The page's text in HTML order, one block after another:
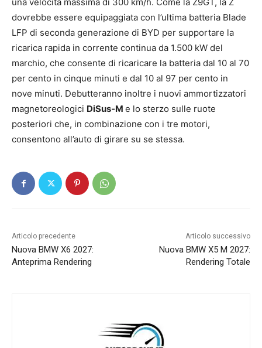
dovrebbe essere equipaggiata con l’ultima batteria Blade
LFP di seconda generazione di BYD per supportare la
ricarica rapida in corrente continua da 1.500 kW del
marchio, che consente di ricaricare la batteria dal 10 al 70
per cento in cinque minuti e dal 10 al 97 per cento in
nove minuti. Debutteranno inoltre i nuovi ammortizzatori
magnetoreologici DiSus-M e lo sterzo sulle ruote
posteriori che, in combinazione con i tre motori,
consentono all’auto di girare su se stessa.
Articolo precedente
Nuova BMW X6 2027:
Anteprima Rendering
Articolo successivo
Nuova BMW X5 M 2027:
Rendering Totale